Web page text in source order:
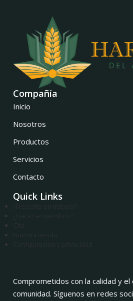
Compañía
Inicio
Nosotros
Productos
Servicios
Contacto
Quick Links
¿Hacerse miembro?
Comprometidos con la calidad y
comunidad. Síguenos en redes